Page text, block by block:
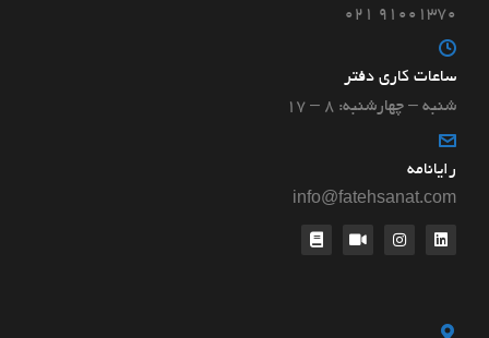
۹۱۰۰۱۳۷۰ ۰۲۱
ساعات کاری دفتر
شنبه – چهارشنبه: ۸ – ۱۷
رایانامه
info@fatehsanat.com